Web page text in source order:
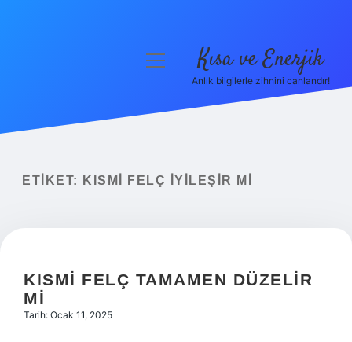
Yasal Uyarı
menüyü
Kısa ve Enerjik
Anlık bilgilerle zihnini canlandır!
ETIKET: KISMI FELÇ IYILEŞIR MI
KISMI FELÇ TAMAMEN DÜZELIR
MI
Tarih: Ocak 11, 2025